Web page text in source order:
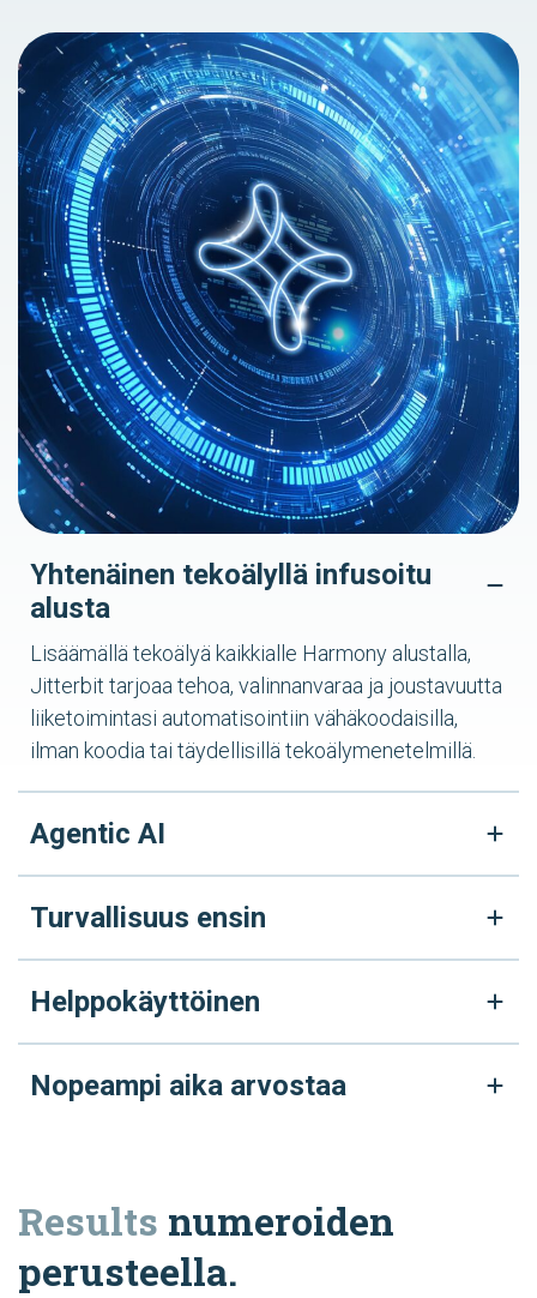
Yhtenäinen tekoälyllä infusoitu
alusta
Lisäämällä tekoälyä kaikkialle Harmony alustalla,
Jitterbit tarjoaa tehoa, valinnanvaraa ja joustavuutta
liiketoimintasi automatisointiin vähäkoodaisilla,
ilman koodia tai täydellisillä tekoälymenetelmillä.
Agentic AI
Turvallisuus ensin
Helppokäyttöinen
Nopeampi aika arvostaa
Results numeroiden
perusteella.